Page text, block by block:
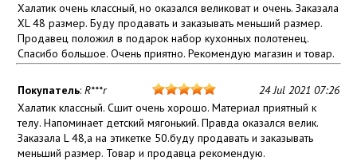
Халатик очень классный, но оказался великоват и очень. Заказала
XL 48 размер. Буду продавать и заказывать меньший размер.
Продавец положил в подарок набор кухонных полотенец.
Спасибо большое. Очень приятно. Рекомендую магазин и товар.
Покупатель: R***r
24 Jul 2021 07:26
Халатик классный. Сшит очень хорошо. Материал приятный к
телу. Напоминает детский мягонький. Правда оказался велик.
Заказала L 48,а на этикетке 50.буду продавать и заказывать
меньший размер. Товар и продавца рекомендую.